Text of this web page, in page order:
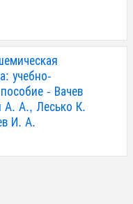
учебно-
- Вачев
А., Лесько К.
И. А.